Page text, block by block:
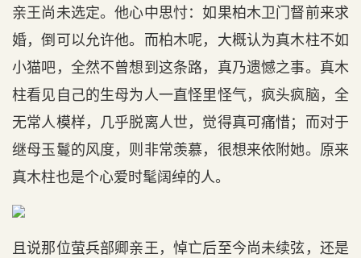
亲王尚未选定。他心中思忖：如果柏木卫门督前来求
婚，倒可以允许他。而柏木呢，大概认为真木柱不如
小猫吧，全然不曾想到这条路，真乃遗憾之事。真木
柱看见自己的生母为人一直怪里怪气，疯头疯脑，全
无常人模样，几乎脱离人世，觉得真可痛惜；而对于
继母玉鬘的风度，则非常羡慕，很想来依附她。原来
真木柱也是个心爱时髦阔绰的人。
且说那位萤兵部卿亲王，悼亡后至今尚未续弦，还是